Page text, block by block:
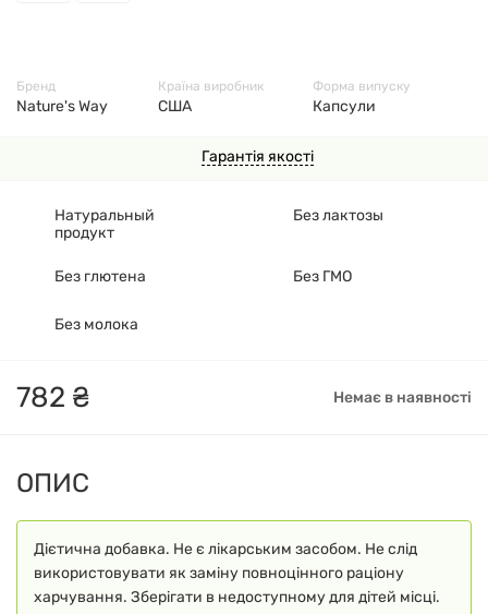
Гарантія якості
782 ₴ Немає в наявності
Натуральный
продукт
Без лактозы
Без глютена Без ГМО
Без молока
Бренд
Nature's Way
Країна виробник
США
Форма випуску
Капсули
ОПИС
Дієтична добавка. Не є лікарським засобом. Не слід
використовувати як заміну повноцінного раціону
харчування. Зберігати в недоступному для дітей місці.